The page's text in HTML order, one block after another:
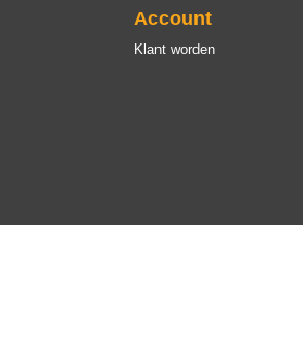
Account
Klant worden